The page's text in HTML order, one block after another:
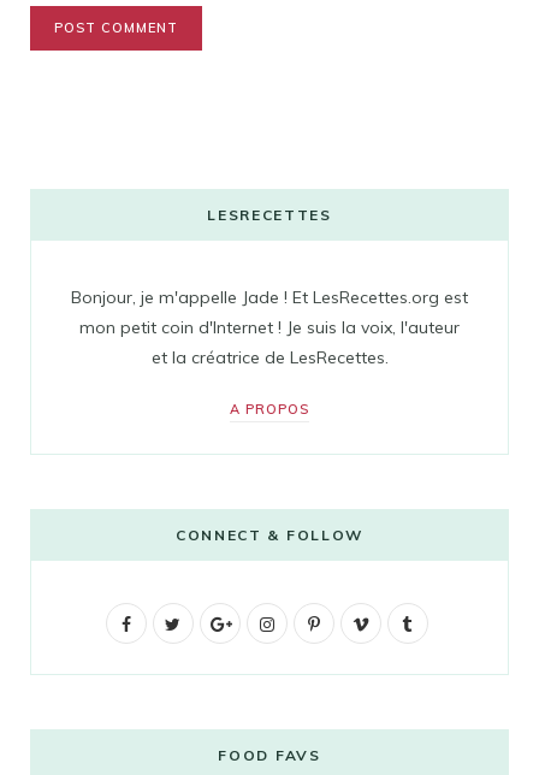
LESRECETTES
Bonjour, je m'appelle Jade ! Et LesRecettes.org est
mon petit coin d'Internet ! Je suis la voix, l'auteur
et la créatrice de LesRecettes.
A PROPOS
CONNECT & FOLLOW
F
G
g
I
t
P
V
FOOD FAVS